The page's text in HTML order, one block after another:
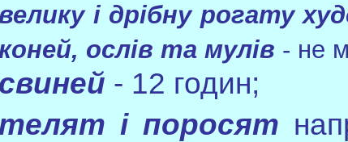
і дрібну рогату
ослів та мулів - не
свиней - 12 годин;
телят і поросят